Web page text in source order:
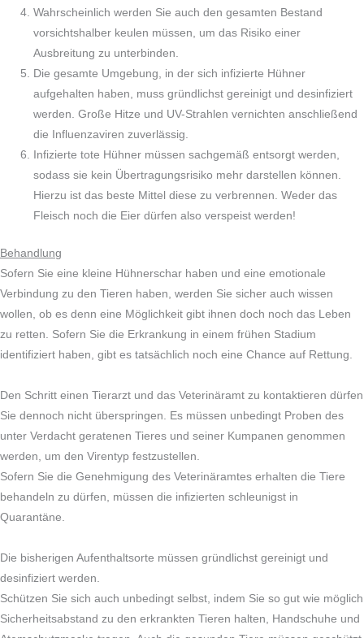
Wahrscheinlich werden Sie auch den gesamten Bestand
vorsichtshalber keulen müssen, um das Risiko einer
Ausbreitung zu unterbinden.
Die gesamte Umgebung, in der sich infizierte Hühner
aufgehalten haben, muss gründlichst gereinigt und desinfiziert
werden. Große Hitze und UV-Strahlen vernichten anschließend
die Influenzaviren zuverlässig.
Infizierte tote Hühner müssen sachgemäß entsorgt werden,
sodass sie kein Übertragungsrisiko mehr darstellen können.
Hierzu ist das beste Mittel diese zu verbrennen. Weder das
Fleisch noch die Eier dürfen also verspeist werden!
Behandlung
Sofern Sie eine kleine Hühnerschar haben und eine emotionale
Verbindung zu den Tieren haben, werden Sie sicher auch wissen
wollen, ob es denn eine Möglichkeit gibt ihnen doch noch das Leben
zu retten. Sofern Sie die Erkrankung in einem frühen Stadium
identifiziert haben, gibt es tatsächlich noch eine Chance auf Rettung.
Den Schritt einen Tierarzt und das Veterinäramt zu kontaktieren dürfen
Sie dennoch nicht überspringen. Es müssen unbedingt Proben des
unter Verdacht geratenen Tieres und seiner Kumpanen genommen
werden, um den Virentyp festzustellen.
Sofern Sie die Genehmigung des Veterinäramtes erhalten die Tiere
behandeln zu dürfen, müssen die infizierten schleunigst in
Quarantäne.
Die bisherigen Aufenthaltsorte müssen gründlichst gereinigt und
desinfiziert werden.
Schützen Sie sich auch unbedingt selbst, indem Sie so gut wie möglich
Sicherheitsabstand zu den erkrankten Tieren halten, Handschuhe und